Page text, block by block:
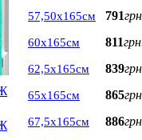
57,50х165см 791
60х165см 811
62,5х165см 839
65х165см 865
67,5х165см 886